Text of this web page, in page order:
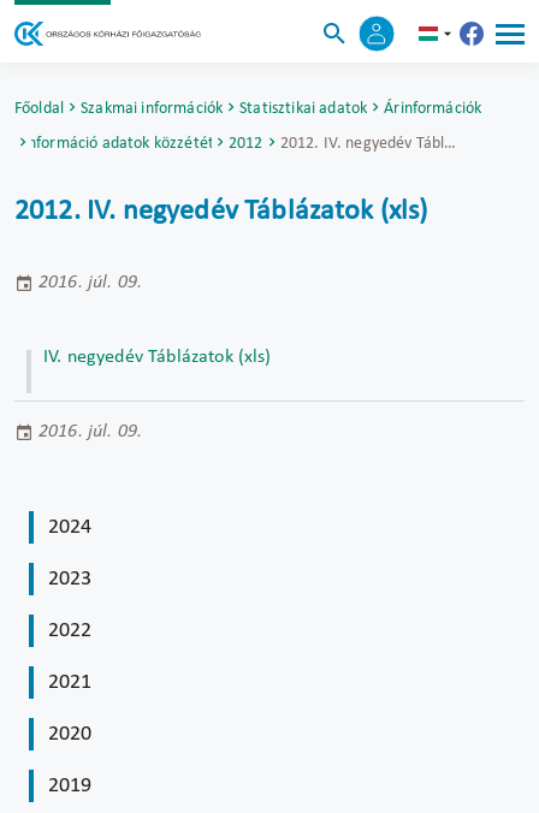
Főoldal Szakmai információk Statisztikai adatok
Árinformációk
Árinformáció adatok közzététele2012 2012. IV. negyedév Táblázatok (xls)
2012. IV. negyedév Táblázatok (xls)
2016. júl. 09.
IV. negyedév Táblázatok (xls)
2016. júl. 09.
2024
2023
2022
2021
2020
2019